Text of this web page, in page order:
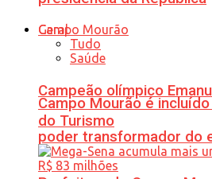
Campeão olímpico
poder transformador do
Geral
Tudo
Saúde
Campo Mourão é
do Turismo